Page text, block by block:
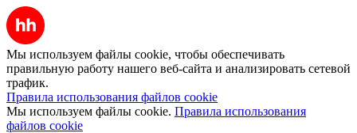
Мы используем файлы cookie, чтобы обеспечивать
правильную работу нашего веб-сайта и анализировать сетевой
трафик.
Правила использования файлов cookie
Мы используем файлы cookie. Правила использования
файлов cookie